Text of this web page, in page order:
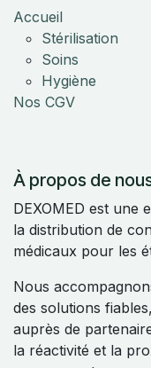
Accueil
Stérilisation
Soins
Hygiène
Nos CGV
À propos de
DEXOMED est une
la distribution de
médicaux pour les
Nous
des solutions
auprès de
la réactivité et la